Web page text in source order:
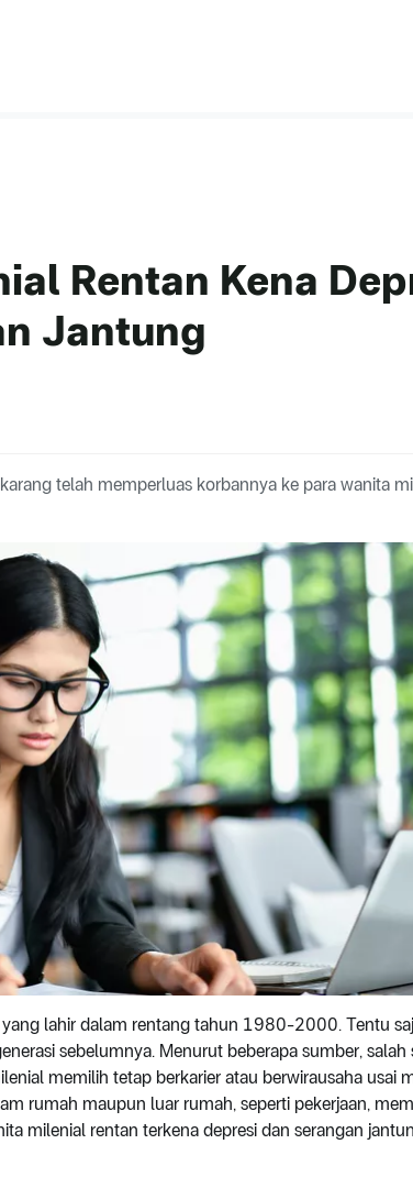
Rentan Kena
Jantung
telah memperluas korbannya ke para wanita
lahir dalam rentang tahun 1980-2000. Tentu
sebelumnya. Menurut beberapa sumber, salah
memilih tetap berkarier atau berwirausaha usai
rumah maupun luar rumah, seperti pekerjaan,
milenial rentan terkena depresi dan serangan